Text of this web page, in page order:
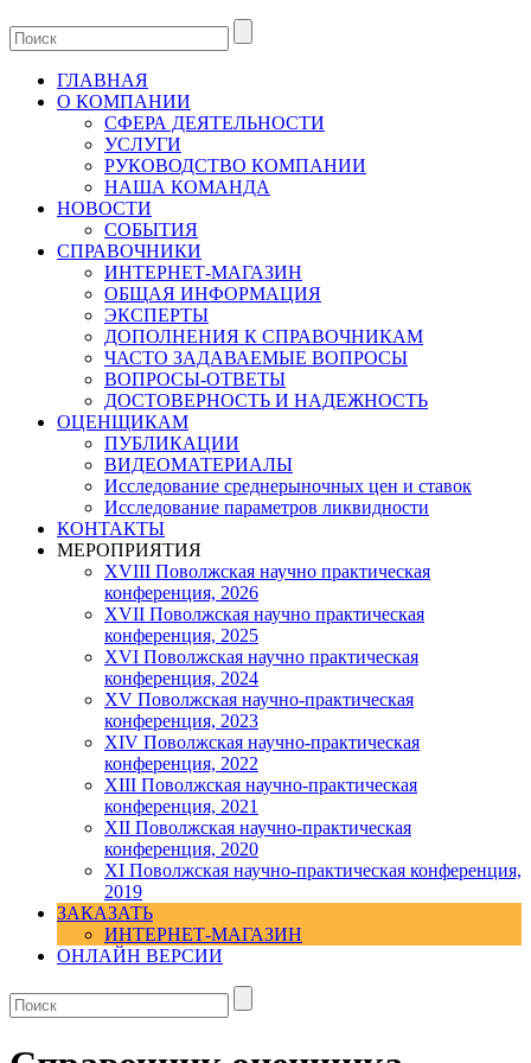
ГЛАВНАЯ
О КОМПАНИИ
СФЕРА ДЕЯТЕЛЬНОСТИ
УСЛУГИ
РУКОВОДСТВО КОМПАНИИ
НАША КОМАНДА
НОВОСТИ
СОБЫТИЯ
СПРАВОЧНИКИ
ИНТЕРНЕТ-МАГАЗИН
ОБЩАЯ ИНФОРМАЦИЯ
ЭКСПЕРТЫ
ДОПОЛНЕНИЯ К СПРАВОЧНИКАМ
ЧАСТО ЗАДАВАЕМЫЕ ВОПРОСЫ
ВОПРОСЫ-ОТВЕТЫ
ДОСТОВЕРНОСТЬ И НАДЕЖНОСТЬ
ОЦЕНЩИКАМ
ПУБЛИКАЦИИ
ВИДЕОМАТЕРИАЛЫ
Исследование среднерыночных цен и ставок
Исследование параметров ликвидности
КОНТАКТЫ
МЕРОПРИЯТИЯ
XVIII Поволжская научно практическая
конференция, 2026
XVII Поволжская научно практическая
конференция, 2025
XVI Поволжская научно практическая
конференция, 2024
ХV Поволжская научно-практическая
конференция, 2023
ХIV Поволжская научно-практическая
конференция, 2022
ХIII Поволжская научно-практическая
конференция, 2021
ХII Поволжская научно-практическая
конференция, 2020
XI Поволжская научно-практическая конференция,
2019
ЗАКАЗАТЬ
ИНТЕРНЕТ-МАГАЗИН
ОНЛАЙН ВЕРСИИ